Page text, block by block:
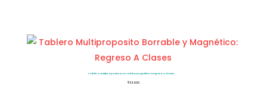
Tablero Multiproposito Borrable y Magnético: Regreso A Clases
$54.900